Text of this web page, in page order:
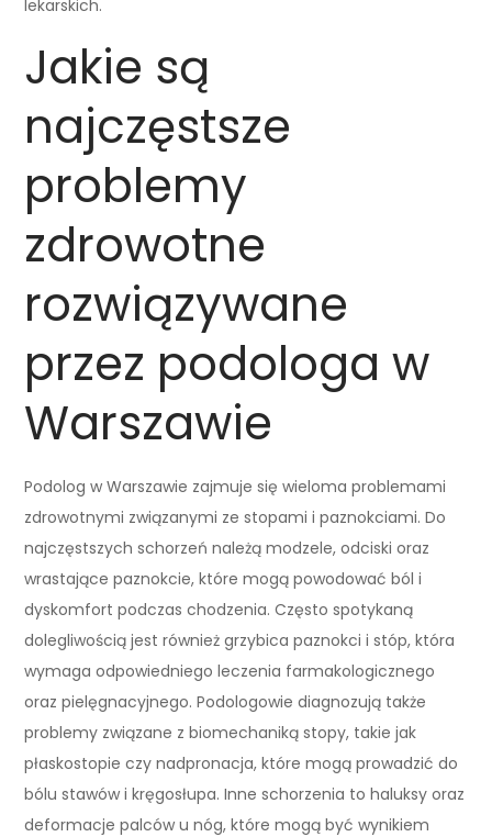
lekarskich.
Jakie są
najczęstsze
problemy
zdrowotne
rozwiązywane
przez podologa w
Warszawie
Podolog w Warszawie zajmuje się wieloma problemami
zdrowotnymi związanymi ze stopami i paznokciami. Do
najczęstszych schorzeń należą modzele, odciski oraz
wrastające paznokcie, które mogą powodować ból i
dyskomfort podczas chodzenia. Często spotykaną
dolegliwością jest również grzybica paznokci i stóp, która
wymaga odpowiedniego leczenia farmakologicznego
oraz pielęgnacyjnego. Podologowie diagnozują także
problemy związane z biomechaniką stopy, takie jak
płaskostopie czy nadpronacja, które mogą prowadzić do
bólu stawów i kręgosłupa. Inne schorzenia to haluksy oraz
deformacje palców u nóg, które mogą być wynikiem